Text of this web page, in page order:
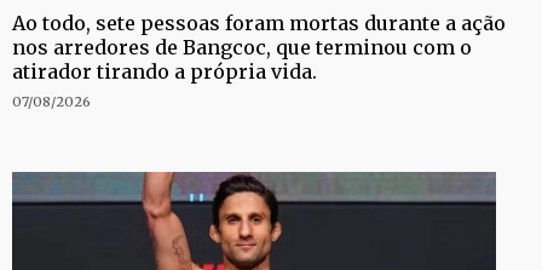
Ao todo, sete pessoas foram mortas durante a ação
nos arredores de Bangcoc, que terminou com o
atirador tirando a própria vida.
07/08/2026